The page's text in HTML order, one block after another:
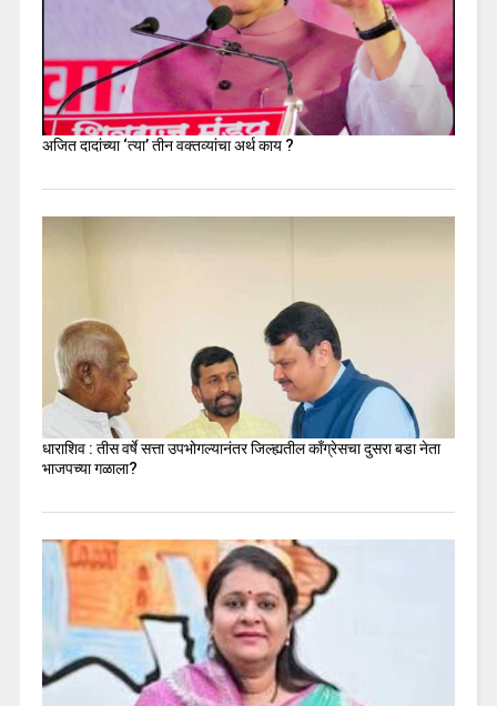
अजित दादांच्या ‘त्या’ तीन वक्तव्यांचा अर्थ काय ?
धाराशिव : तीस वर्षे सत्ता उपभोगल्यानंतर जिल्ह्यतील कॉंग्रेसचा दुसरा बडा नेता
भाजपच्या गळाला?